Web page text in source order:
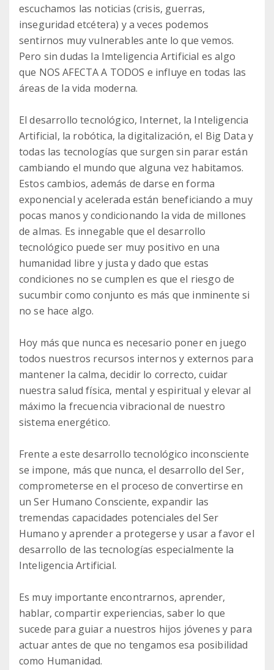
escuchamos las noticias (crisis, guerras,
inseguridad etcétera) y a veces podemos
sentirnos muy vulnerables ante lo que vemos.
Pero sin dudas la Imteligencia Artificial es algo
que NOS AFECTA A TODOS e influye en todas las
áreas de la vida moderna.
El desarrollo tecnológico, Internet, la Inteligencia
Artificial, la robótica, la digitalización, el Big Data y
todas las tecnologías que surgen sin parar están
cambiando el mundo que alguna vez habitamos.
Estos cambios, además de darse en forma
exponencial y acelerada están beneficiando a muy
pocas manos y condicionando la vida de millones
de almas. Es innegable que el desarrollo
tecnológico puede ser muy positivo en una
humanidad libre y justa y dado que estas
condiciones no se cumplen es que el riesgo de
sucumbir como conjunto es más que inminente si
no se hace algo.
Hoy más que nunca es necesario poner en juego
todos nuestros recursos internos y externos para
mantener la calma, decidir lo correcto, cuidar
nuestra salud física, mental y espiritual y elevar al
máximo la frecuencia vibracional de nuestro
sistema energético.
Frente a este desarrollo tecnológico inconsciente
se impone, más que nunca, el desarrollo del Ser,
comprometerse en el proceso de convertirse en
un Ser Humano Consciente, expandir las
tremendas capacidades potenciales del Ser
Humano y aprender a protegerse y usar a favor el
desarrollo de las tecnologías especialmente la
Inteligencia Artificial.
Es muy importante encontrarnos, aprender,
hablar, compartir experiencias, saber lo que
sucede para guiar a nuestros hijos jóvenes y para
actuar antes de que no tengamos esa posibilidad
como Humanidad.